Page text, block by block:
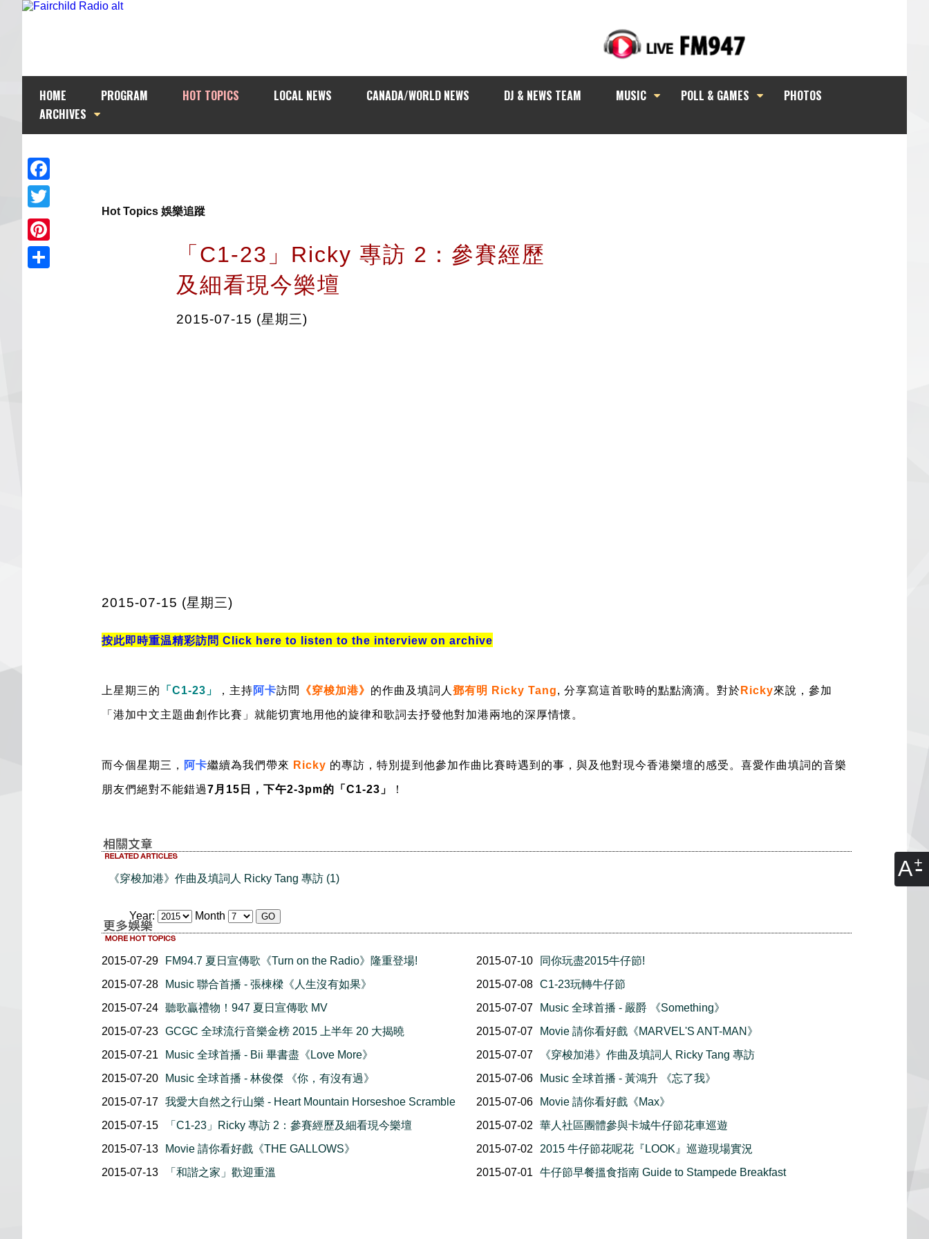
A
HOME PROGRAM HOT TOPICS LOCAL NEWS CANADA/WORLD NEWS DJ & NEWS TEAM MUSIC POLL & GAMES
PHOTOS
ARCHIVES
Facebook
Twitter
Pinterest
Hot Topics 娛樂追蹤
「C1-23」Ricky 專訪 2：參賽經歷
及細看現今樂壇
2015-07-15 (星期三)
2015-07-15 (星期三)
按此即時重温精彩訪問 Click here to listen to the interview on archive
上星期三的 「C1-23」 ，主持阿卡訪問 《穿梭加港》 的作曲及填詞人 鄧有明 Ricky Tang, 分享寫這首歌時的點點滴滴。對於 Ricky來說，參加
「港加中文主題曲創作比賽」就能切實地用他的旋律和歌詞去抒發他對加港兩地的深厚情懷。
而今個星期三， 阿卡繼續為我們帶來 Ricky 的專訪，特別提到他參加作曲比賽時遇到的事，與及他對現今香港樂壇的感受。喜愛作曲填詞的音樂
朋友們絕對不能錯過7月15日，下午2-3pm的「C1-23」 ！
《穿梭加港》作曲及填詞人 Ricky Tang 專訪 (1)
Year: Month
2015-07-29
FM94.7 夏日宣傳歌《Turn on the Radio》隆重登場!
2015-07-28
Music 聯合首播 - 張棟樑《人生沒有如果》
2015-07-24 聽歌贏禮物！947 夏日宣傳歌 MV
2015-07-23 GCGC 全球流行音樂金榜 2015 上半年 20 大揭曉
2015-07-21
Music 全球首播 - Bii 畢書盡《Love More》
2015-07-20
Music 全球首播 - 林俊傑 《你，有沒有過》
2015-07-17 我愛大自然之行山樂 - Heart Mountain Horseshoe Scramble
2015-07-15
「C1-23」Ricky 專訪 2：參賽經歷及細看現今樂壇
2015-07-13
Movie 請你看好戲《THE GALLOWS》
2015-07-13
「和諧之家」歡迎重溫
2015-07-10
同你玩盡2015牛仔節!
2015-07-08
C1-23玩轉牛仔節
2015-07-07
Music 全球首播 - 嚴爵 《Something》
2015-07-07
Movie 請你看好戲《MARVEL'S ANT-MAN》
2015-07-07
《穿梭加港》作曲及填詞人 Ricky Tang 專訪
2015-07-06
Music 全球首播 - 黃鴻升 《忘了我》
2015-07-06
Movie 請你看好戲《Max》
2015-07-02
華人社區團體參與卡城牛仔節花車巡遊
2015-07-02
2015 牛仔節花呢花『LOOK』巡遊現場實況
2015-07-01
牛仔節早餐搵食指南 Guide to Stampede Breakfast